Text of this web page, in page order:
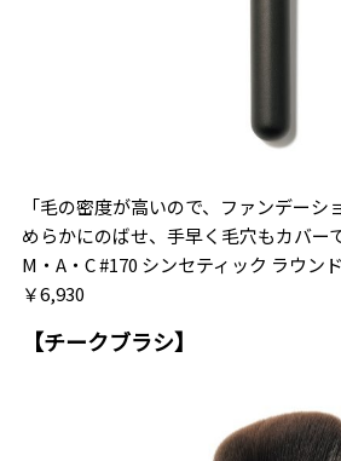
「毛の密度が高いので、ファンデー
めらかにのばせ、手早く毛穴もカバー
M・A・C #170 シンセティック ラウン
￥6,930
【チークブラシ】